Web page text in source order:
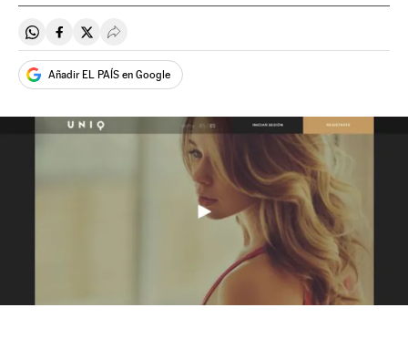
Compartir en Whatsapp
Compartir en Facebook
Compartir en Twitter
Desplegar Redes Sociales
Añadir EL PAÍS en Google